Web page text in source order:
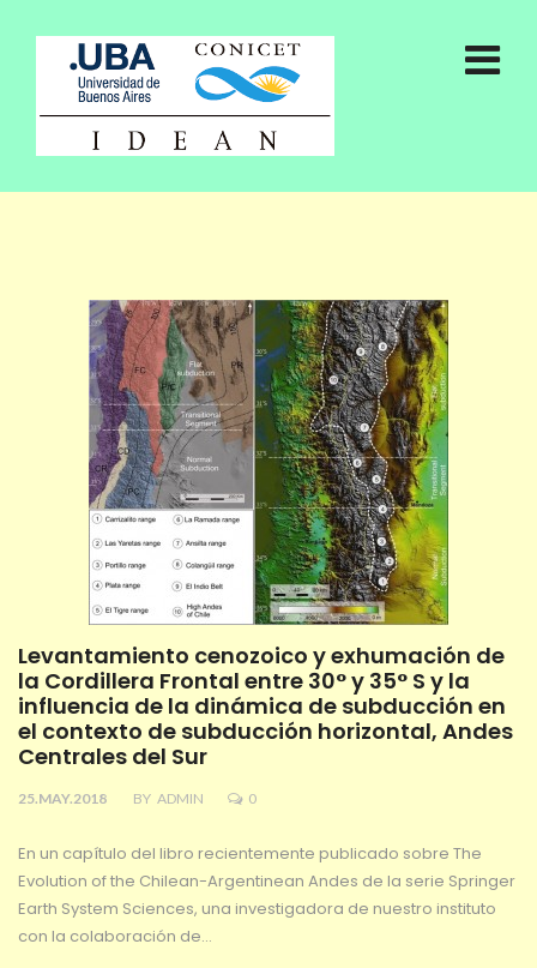
Levantamiento cenozoico y exhumación de
la Cordillera Frontal entre 30° y 35° S y la
influencia de la dinámica de subducción en
el contexto de subducción horizontal, Andes
Centrales del Sur
25.MAY.2018 BY ADMIN 0
En un capítulo del libro recientemente publicado sobre The
Evolution of the Chilean-Argentinean Andes de la serie Springer
Earth System Sciences, una investigadora de nuestro instituto
con la colaboración de…